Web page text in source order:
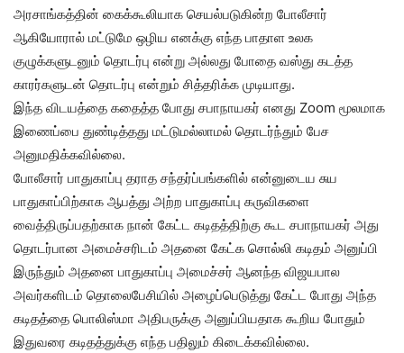
அரசாங்கத்தின் கைக்கூலியாக செயல்படுகின்ற போலீசார்
ஆகியோரால் மட்டுமே ஒழிய எனக்கு எந்த பாதாள உலக
குழுக்களுடனும் தொடர்பு என்று அல்லது போதை வஸ்து கடத்த
காரர்களுடன் தொடர்பு என்றும் சித்தரிக்க முடியாது.
இந்த விடயத்தை கதைத்த போது சபாநாயகர் எனது Zoom மூலமாக
இணைப்பை துண்டித்தது மட்டுமல்லாமல் தொடர்ந்தும் பேச
அனுமதிக்கவில்லை.
போலீசார் பாதுகாப்பு தராத சந்தர்ப்பங்களில் என்னுடைய சுய
பாதுகாப்பிற்காக ஆபத்து அற்ற பாதுகாப்பு கருவிகளை
வைத்திருப்பதற்காக நான் கேட்ட கடிதத்திற்கு கூட சபாநாயகர் அது
தொடர்பான அமைச்சரிடம் அதனை கேட்க சொல்லி கடிதம் அனுப்பி
இருந்தும் அதனை பாதுகாப்பு அமைச்சர் ஆனந்த விஜயபால
அவர்களிடம் தொலைபேசியில் அழைப்பெடுத்து கேட்ட போது அந்த
கடிதத்தை பொலிஸ்மா அதிபருக்கு அனுப்பியதாக கூறிய போதும்
இதுவரை கடிதத்துக்கு எந்த பதிலும் கிடைக்கவில்லை.